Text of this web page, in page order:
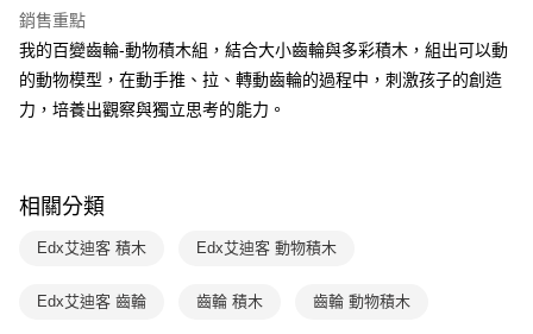
3.實際核准額度、可分期數及費用金額請依後續交易確認頁面所載為準。
4.訂單成立30分鐘內，如未前往確認交易或遇審核未通過，訂單將自動取
消。如遇「轉專審核」未通過狀況，表示未達大哥付你分期系統評分，恕無
法說明評估內容。
1.分期款項不併入電信帳單，「大哥付你分期」於每月結算日後寄送繳費提
1.本服務係由「台灣大哥大股份有限公司」（以下簡稱本公司）所提供，讓
2.基於同意付款使用「大哥付你分期」之契約關係目的，商店將以您的個人
便利好安心！
１．簡單：不需註冊會員、不需綁卡、不需儲值。
２．便利：只要手機號碼，簡訊認證，即可結帳。
３．安心：先確認商品／服務後，再付款。
３．收到繳費通知簡訊後14天內，點擊此簡訊中的連結，可透過四大超商／
※ 請注意：結帳手續完成當下不需立刻繳費，但若您需要取消訂單，請聯絡
後付繳納相關費用。
運送方式
付款後全家取貨｜8/8-8/14運費優惠，結帳滿499即享免運。
每筆NT$70，滿NT$499(含以上)免運費
每筆NT$70，滿NT$800(含以上)免運費
國內宅配/郵寄 (不適用離島、海外及郵局i郵箱)
銷售重點
我的百變齒輪-動物積木組，結合大小齒輪與多彩積木，組出可以動
的動物模型，在動手推、拉、轉動齒輪的過程中，刺激孩子的創造
力，培養出觀察與獨立思考的能力。
相關分類
Edx艾迪客 積木 Edx艾迪客 動物積木
Edx艾迪客 齒輪 齒輪 積木 齒輪 動物積木